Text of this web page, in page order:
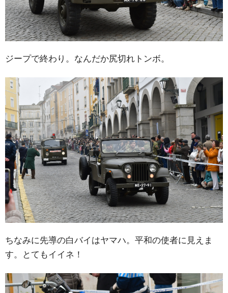
ジープで終わり。なんだか尻切れトンボ。
ちなみに先導の白バイはヤマハ。平和の使者に見えま
す。とてもイイネ！